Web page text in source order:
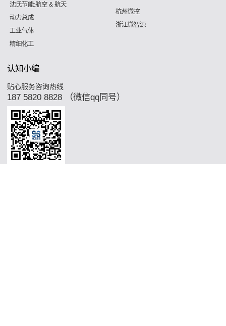
沈氏节能:航空 & 航天
动力总成
工业气体
精细化工
杭州微控
浙江微智源
认知小编
贴心服务咨询热线
187 5820 8828 （微信qq同号）